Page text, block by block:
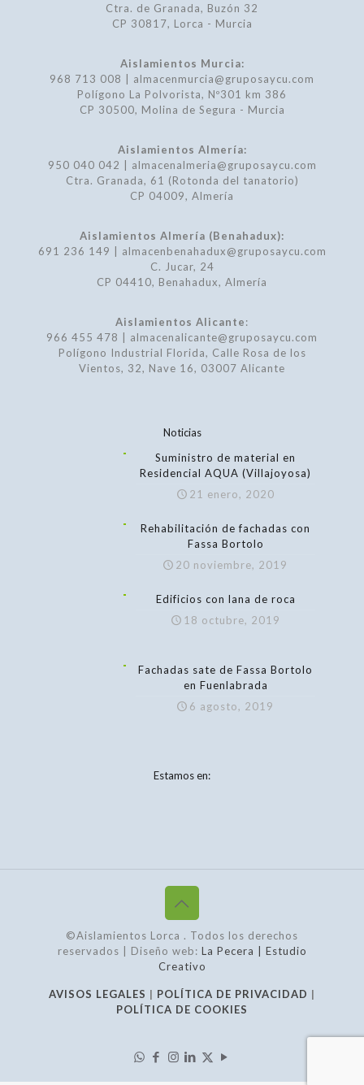
Ctra. de Granada, Buzón 32
CP 30817, Lorca - Murcia
Aislamientos Murcia:
968 713 008 | almacenmurcia@gruposaycu.com
Polígono La Polvorista, Nº301 km 386
CP 30500, Molina de Segura - Murcia
Aislamientos Almería:
950 040 042 | almacenalmeria@gruposaycu.com
Ctra. Granada, 61 (Rotonda del tanatorio)
CP 04009, Almería
Aislamientos Almería (Benahadux):
691 236 149 | almacenbenahadux@gruposaycu.com
C. Jucar, 24
CP 04410, Benahadux, Almería
Aislamientos Alicante:
966 455 478 | almacenalicante@gruposaycu.com
Polígono Industrial Florida, Calle Rosa de los
Vientos, 32, Nave 16, 03007 Alicante
Noticias
Suministro de material en
Residencial AQUA (Villajoyosa)
21 enero, 2020
Rehabilitación de fachadas con
Fassa Bortolo
20 noviembre, 2019
Edificios con lana de roca
18 octubre, 2019
Fachadas sate de Fassa Bortolo
en Fuenlabrada
6 agosto, 2019
Estamos en:
©Aislamientos Lorca . Todos los derechos
reservados | Diseño web: La Pecera | Estudio
Creativo
AVISOS LEGALES | POLÍTICA DE PRIVACIDAD |
POLÍTICA DE COOKIES